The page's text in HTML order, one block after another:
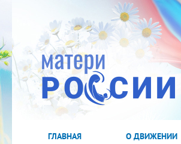
ГЛАВНАЯ О ДВИЖЕНИИ